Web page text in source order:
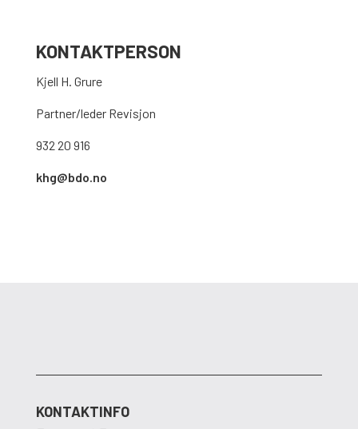
KONTAKTPERSON
Kjell H. Grure
Partner/leder Revisjon
932 20 916
khg@bdo.no
KONTAKTINFO